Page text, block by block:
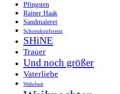
Pfingsten
Rainer Haak
Sandmalerei
Schoenkonferenz
SHiNE
Trauer
Und noch größer
Vaterliebe
Wahrheit